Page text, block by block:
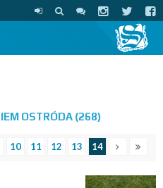
OSTRÓDA (268)
10 11 12 13 14